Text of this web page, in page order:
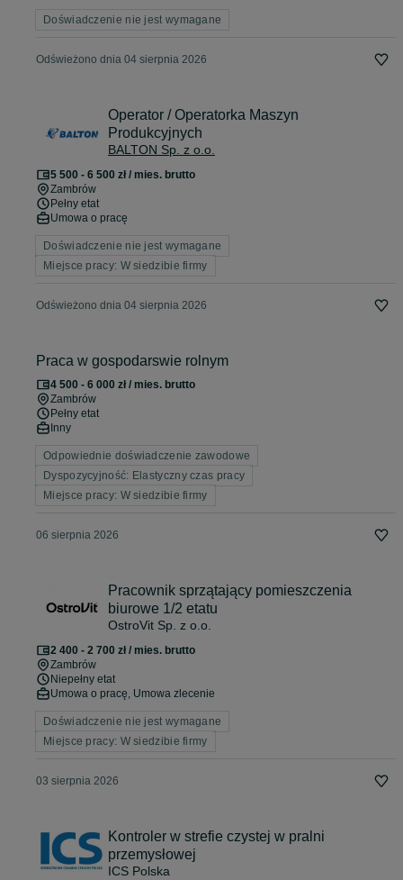
Doświadczenie nie jest wymagane
Odświeżono dnia 04 sierpnia 2026
Operator / Operatorka Maszyn
Produkcyjnych
BALTON Sp. z o.o.
5 500 - 6 500 zł / mies. brutto
Zambrów
Pełny etat
Umowa o pracę
Doświadczenie nie jest wymagane
Miejsce pracy: W siedzibie firmy
Odświeżono dnia 04 sierpnia 2026
Praca w gospodarswie rolnym
4 500 - 6 000 zł / mies. brutto
Zambrów
Pełny etat
Inny
Odpowiednie doświadczenie zawodowe
Dyspozycyjność: Elastyczny czas pracy
Miejsce pracy: W siedzibie firmy
06 sierpnia 2026
Pracownik sprzątający pomieszczenia
biurowe 1/2 etatu
OstroVit Sp. z o.o.
2 400 - 2 700 zł / mies. brutto
Zambrów
Niepełny etat
Umowa o pracę, Umowa zlecenie
Doświadczenie nie jest wymagane
Miejsce pracy: W siedzibie firmy
03 sierpnia 2026
Kontroler w strefie czystej w pralni
przemysłowej
ICS Polska